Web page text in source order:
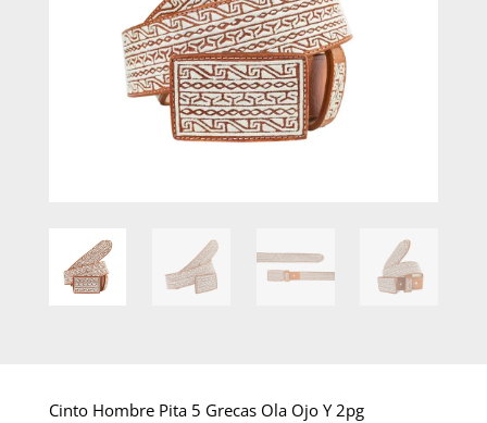
Cinto Hombre Pita 5 Grecas Ola Ojo Y 2pg